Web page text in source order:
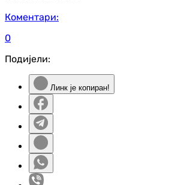
Коментари:
0
Подијели:
Линк је копиран!